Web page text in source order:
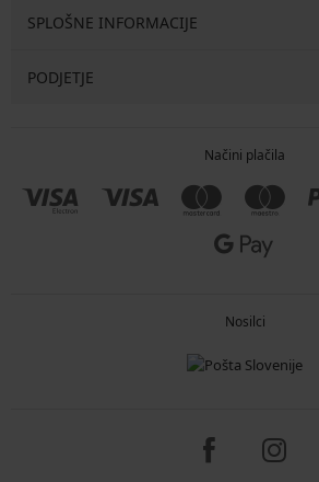
SPLOŠNE INFORMACIJE
PODJETJE
Načini plačila
Nosilci